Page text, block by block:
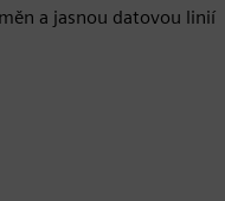
a jasnou datovou linií